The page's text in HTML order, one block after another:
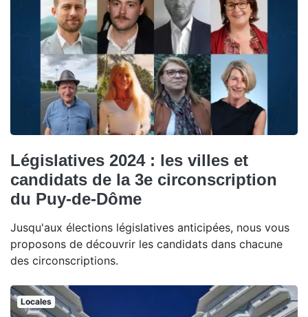
Législatives 2024 : les villes et
candidats de la 3e circonscription
du Puy-de-Dôme
Jusqu'aux élections législatives anticipées, nous vous
proposons de découvrir les candidats dans chacune
des circonscriptions.
Locales